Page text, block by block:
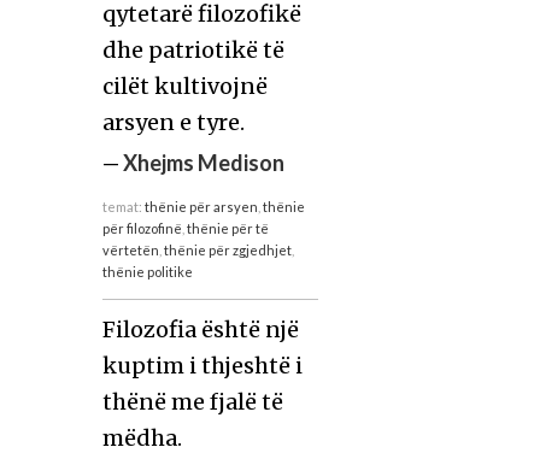
qytetarë filozofikë
dhe patriotikë të
cilët kultivojnë
arsyen e tyre.
—Xhejms Medison
temat: thënie për arsyen thënie
për filozofinë thënie për të
vërtetën thënie për zgjedhjet,
thënie politike
Filozofia është një
kuptim i thjeshtë i
thënë me fjalë të
mëdha.